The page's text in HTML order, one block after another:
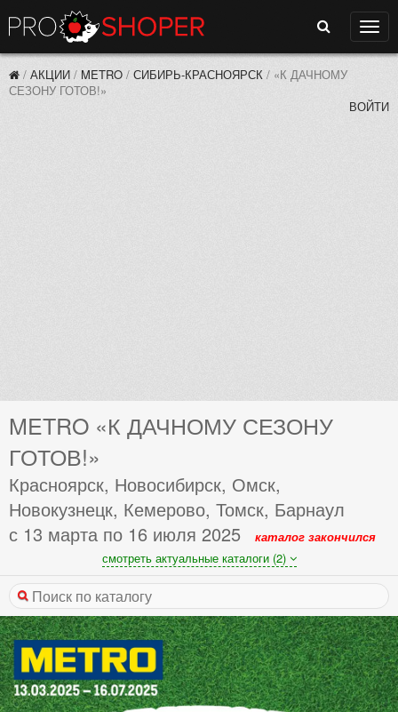
Поиск
/ АКЦИИ / METRO / СИБИРЬ-КРАСНОЯРСК / «К ДАЧНОМУ
СЕЗОНУ ГОТОВ!»
ВОЙТИ
METRO «К ДАЧНОМУ СЕЗОНУ
ГОТОВ!»
Красноярск, Новосибирск, Омск,
Новокузнецк, Кемерово, Томск, Барнаул
с 13 марта по 16 июля 2025
каталог закончился
смотреть актуальные каталоги (2)